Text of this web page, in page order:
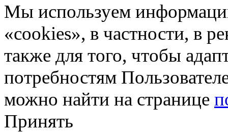
Мы используем
«cookies», в частности, в
также для того, чтобы
потребностям
можно найти на странице
Принять